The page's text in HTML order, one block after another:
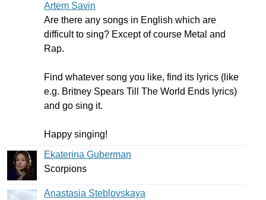
Artem Savin
Are there any songs in English which are
difficult to sing? Except of course Metal and
Rap.
Find whatever song you like, find its lyrics ( like
e.g. Britney Spears Till The World Ends lyrics)
and go sing it.
Happy singing!
Ekaterina Guberman
Scorpions
Anastasia Steblovskaya